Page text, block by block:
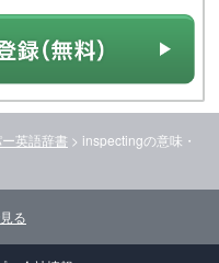
英語辞書 > inspectingの意味・
る